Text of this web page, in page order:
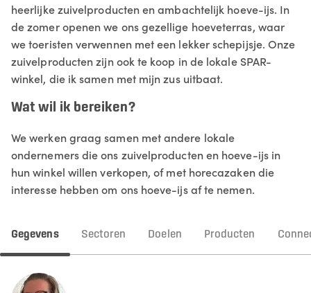
heerlijke zuivelproducten en ambachtelijk hoeve-ijs. In
de zomer openen we ons gezellige hoeveterras, waar
we toeristen verwennen met een lekker schepijsje. Onze
zuivelproducten zijn ook te koop in de lokale SPAR-
winkel, die ik samen met mijn zus uitbaat.
Wat wil ik bereiken?
We werken graag samen met andere lokale
ondernemers die ons zuivelproducten en hoeve-ijs in
hun winkel willen verkopen, of met horecazaken die
interesse hebben om ons hoeve-ijs af te nemen.
Gegevens Sectoren Doelen Producten